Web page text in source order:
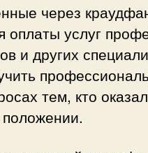
через
оплаты услуг
и других
тем, кто